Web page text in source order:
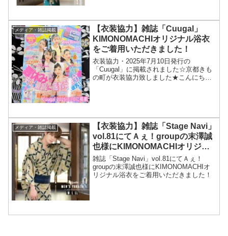
メディア・雑誌掲載
【衣装協力】雑誌「Cuugal」
KIMONOMACHIオリジナル浴衣
をご着用いただきました！
衣装協力・2025年7月10日発行の
「Cuugal」に掲載されました☆京都きも
の町が衣装協力致しました★こんにち
メディア・雑誌掲載
【衣装協力】雑誌「Stage Navi」
vol.81にてＡぇ！groupの末澤誠
也様にKIMONOMACHIオリジナ
ル浴衣をご着用いただきました！
雑誌「Stage Navi」vol.81にてＡぇ！
groupの末澤誠也様にKIMONOMACHIオ
リジナル浴衣をご着用いただきました！